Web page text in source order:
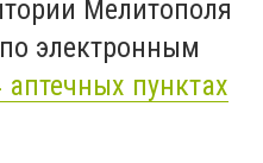
Мелитополя
электронным
аптечных пунктах